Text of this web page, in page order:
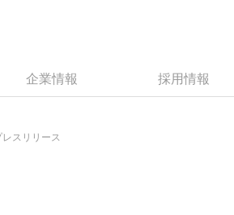
企業情報 採用情報
レスリリース